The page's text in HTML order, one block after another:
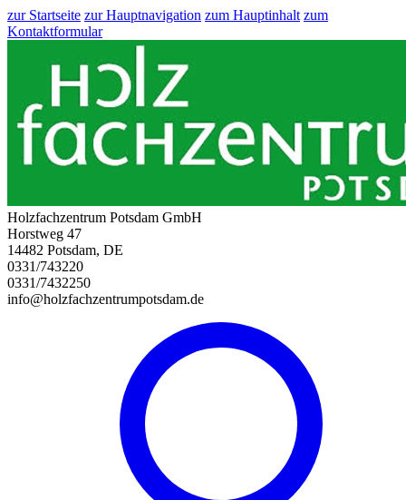
zur Startseite zur Hauptnavigation zum Hauptinhalt zum
Kontaktformular
Holzfachzentrum Potsdam GmbH
Horstweg 47
14482 Potsdam, DE
0331/743220
0331/7432250
info@holzfachzentrumpotsdam.de